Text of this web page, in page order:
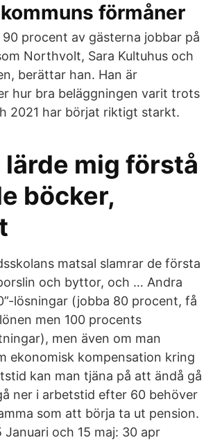
förmåner
90 procent av gästerna jobbar på
Northvolt, Sara Kultuhus och
berättar han. Han är
hur bra beläggningen varit trots
2021 har börjat riktigt starkt.
lärde mig förstå
böcker,
matsal slamrar de första
och byttor, och … Andra
lösningar (jobba 80 procent, få
men 100 procents
men även om man
ekonomisk kompensation kring
kan man tjäna på att ändå gå
ner i arbetstid efter 60 behöver
som att börja ta ut pension.
Januari och 15 maj: 30 apr